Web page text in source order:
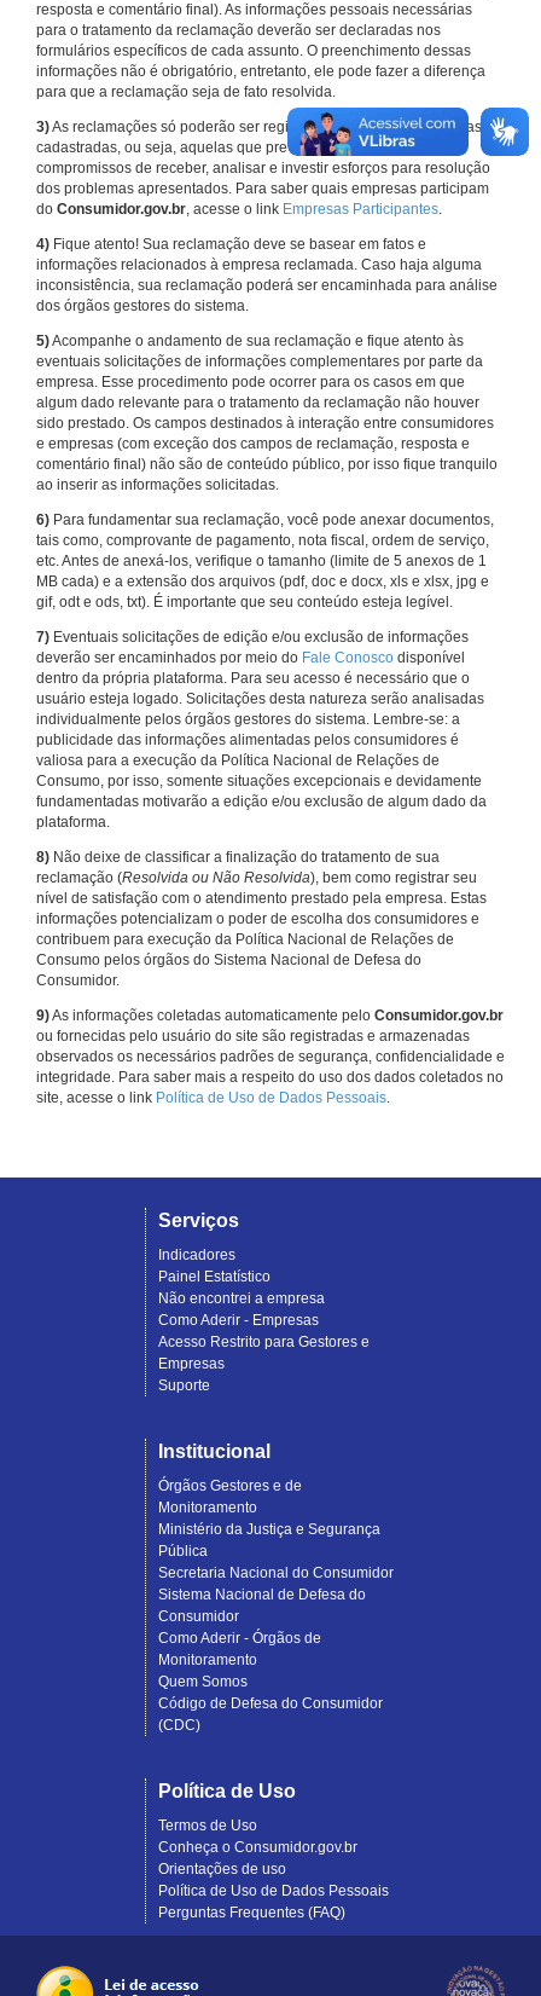
resposta e comentário final). As informações pessoais necessárias
para o tratamento da reclamação deverão ser declaradas nos
formulários específicos de cada assunto. O preenchimento dessas
informações não é obrigatório, entretanto, ele pode fazer a diferença
para que a reclamação seja de fato resolvida.
3)As reclamações só poderão ser registradas em face de empresas
cadastradas, ou seja, aquelas que previamente assumiram
compromissos de receber, analisar e investir esforços para resolução
dos problemas apresentados. Para saber quais empresas participam
do Consumidor.gov.br, acesse o link Empresas Participantes.
4) Fique atento! Sua reclamação deve se basear em fatos e
informações relacionados à empresa reclamada. Caso haja alguma
inconsistência, sua reclamação poderá ser encaminhada para análise
dos órgãos gestores do sistema.
5)Acompanhe o andamento de sua reclamação e fique atento às
eventuais solicitações de informações complementares por parte da
empresa. Esse procedimento pode ocorrer para os casos em que
algum dado relevante para o tratamento da reclamação não houver
sido prestado. Os campos destinados à interação entre consumidores
e empresas (com exceção dos campos de reclamação, resposta e
comentário final) não são de conteúdo público, por isso fique tranquilo
ao inserir as informações solicitadas.
6) Para fundamentar sua reclamação, você pode anexar documentos,
tais como, comprovante de pagamento, nota fiscal, ordem de serviço,
etc. Antes de anexá-los, verifique o tamanho (limite de 5 anexos de 1
MB cada) e a extensão dos arquivos (pdf, doc e docx, xls e xlsx, jpg e
gif, odt e ods, txt). É importante que seu conteúdo esteja legível.
7) Eventuais solicitações de edição e/ou exclusão de informações
deverão ser encaminhados por meio do Fale Conosco disponível
dentro da própria plataforma. Para seu acesso é necessário que o
usuário esteja logado. Solicitações desta natureza serão analisadas
individualmente pelos órgãos gestores do sistema. Lembre-se: a
publicidade das informações alimentadas pelos consumidores é
valiosa para a execução da Política Nacional de Relações de
Consumo, por isso, somente situações excepcionais e devidamente
fundamentadas motivarão a edição e/ou exclusão de algum dado da
plataforma.
8) Não deixe de classificar a finalização do tratamento de sua
reclamação (Resolvida ou Não Resolvida), bem como registrar seu
nível de satisfação com o atendimento prestado pela empresa. Estas
informações potencializam o poder de escolha dos consumidores e
contribuem para execução da Política Nacional de Relações de
Consumo pelos órgãos do Sistema Nacional de Defesa do
Consumidor.
9)As informações coletadas automaticamente pelo Consumidor.gov.br
ou fornecidas pelo usuário do site são registradas e armazenadas
observados os necessários padrões de segurança, confidencialidade e
integridade. Para saber mais a respeito do uso dos dados coletados no
site, acesse o link Política de Uso de Dados Pessoais.
Serviços
Indicadores
Painel Estatístico
Não encontrei a empresa
Como Aderir - Empresas
Acesso Restrito para Gestores e
Empresas
Suporte
Institucional
Órgãos Gestores e de
Monitoramento
Ministério da Justiça e Segurança
Pública
Secretaria Nacional do Consumidor
Sistema Nacional de Defesa do
Consumidor
Como Aderir - Órgãos de
Monitoramento
Quem Somos
Código de Defesa do Consumidor
(CDC)
Política de Uso
Termos de Uso
Conheça o Consumidor.gov.br
Orientações de uso
Política de Uso de Dados Pessoais
Perguntas Frequentes (FAQ)